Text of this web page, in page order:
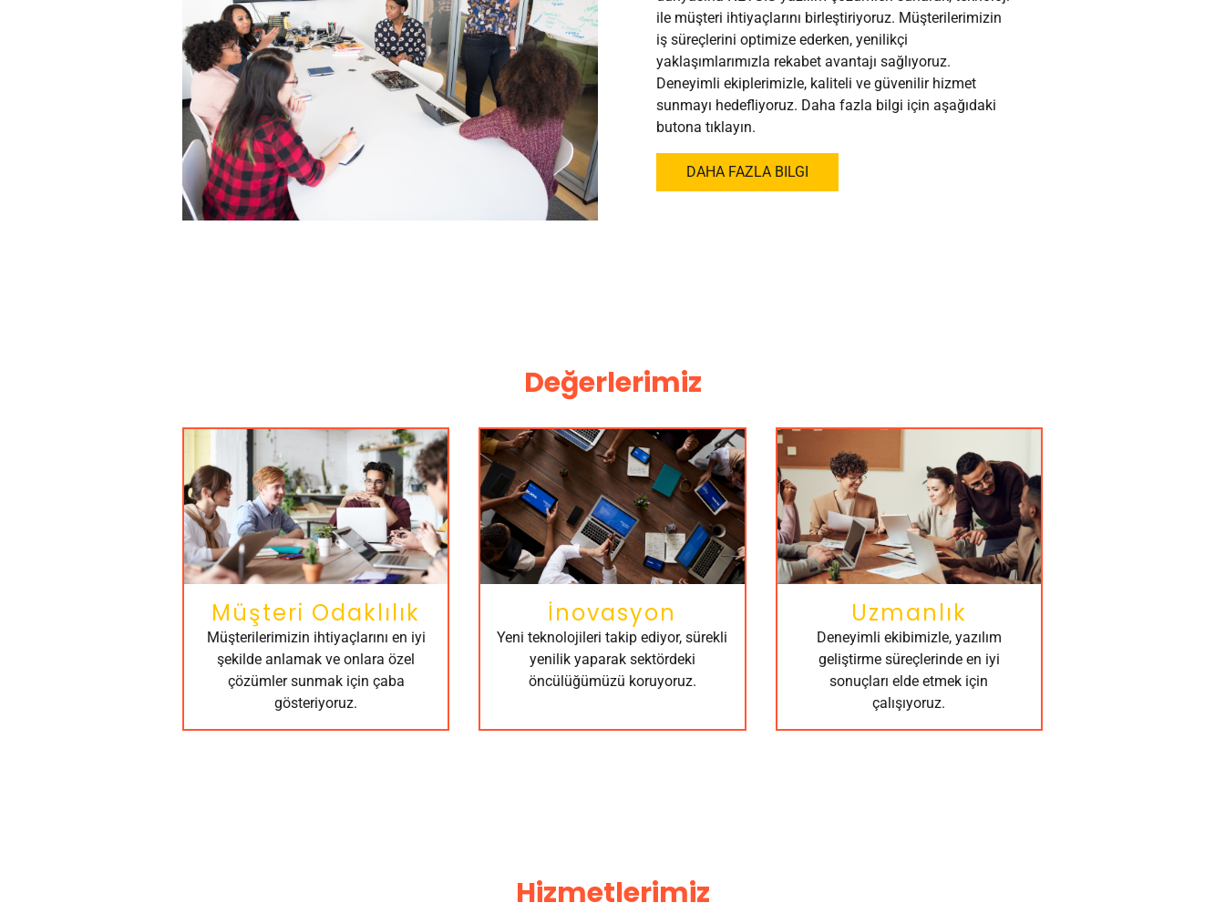
ile müşteri ihtiyaçlarını birleştiriyoruz. Müşterilerimizin
iş süreçlerini optimize ederken, yenilikçi
yaklaşımlarımızla rekabet avantajı sağlıyoruz.
Deneyimli ekiplerimizle, kaliteli ve güvenilir hizmet
sunmayı hedefliyoruz. Daha fazla bilgi için aşağıdaki
butona tıklayın.
DAHA FAZLA BILGI
Değerlerimiz
Müşteri Odaklılık
Müşterilerimizin ihtiyaçlarını en iyi
şekilde anlamak ve onlara özel
çözümler sunmak için çaba
gösteriyoruz.
İnovasyon
Yeni teknolojileri takip ediyor, sürekli
yenilik yaparak sektördeki
öncülüğümüzü koruyoruz.
Uzmanlık
Deneyimli ekibimizle, yazılım
geliştirme süreçlerinde en iyi
sonuçları elde etmek için
çalışıyoruz.
Hizmetlerimiz